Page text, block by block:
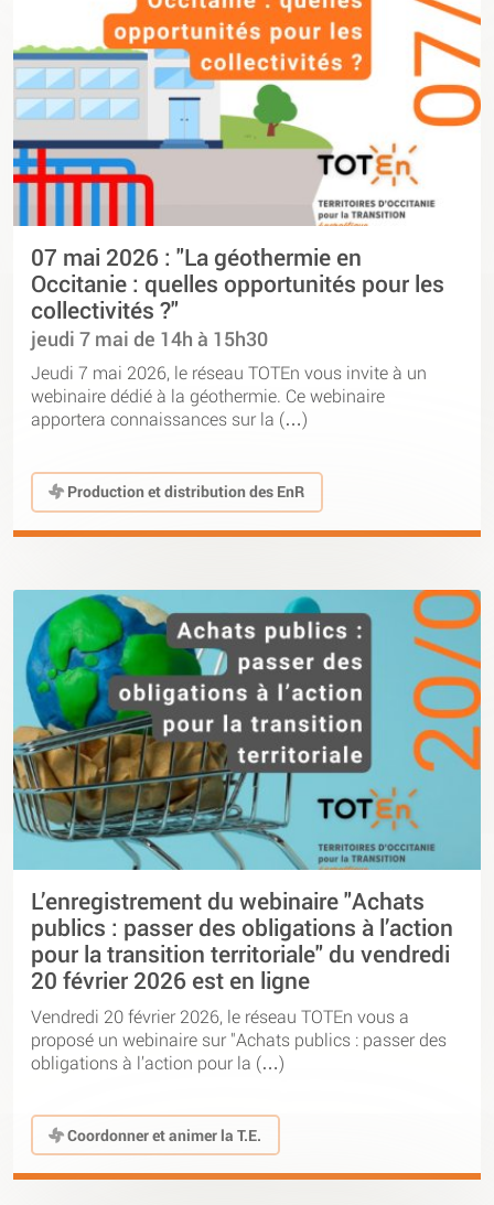
07 mai 2026 : "La géothermie en
Occitanie : quelles opportunités pour les
collectivités ?"
jeudi 7 mai de 14h à 15h30
Jeudi 7 mai 2026, le réseau TOTEn vous invite à un
webinaire dédié à la géothermie. Ce webinaire
apportera connaissances sur la (…)
Production et distribution des EnR
L’enregistrement du webinaire "Achats
publics : passer des obligations à l’action
pour la transition territoriale" du vendredi
20 février 2026 est en ligne
Vendredi 20 février 2026, le réseau TOTEn vous a
proposé un webinaire sur "Achats publics : passer des
obligations à l’action pour la (…)
Coordonner et animer la T.E.